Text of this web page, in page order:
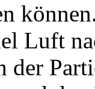
Luft
der